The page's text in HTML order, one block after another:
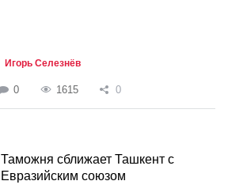
Игорь Селезнёв
0 1615 0
Таможня сближает Ташкент с
Евразийским союзом